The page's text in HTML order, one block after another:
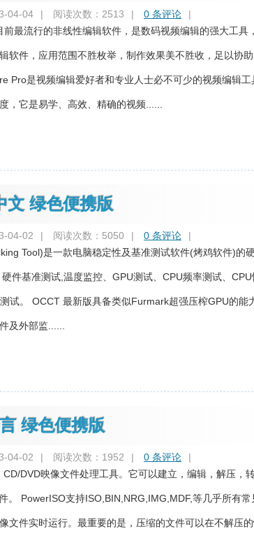
04-04 | 阅读次数：2513 | 0 条评论
|
最流行的非线性编辑软件，是数码视频编辑的强大工具
软件，应用范围不胜枚举，制作效果美不胜收，足以协
Pro是视频编辑爱好者和专业人士必不可少的视频编辑工
，它是易学、高效、精确的视频......
文 绿色便携版
04-02 | 阅读次数：5050 | 0 条评论
|
Tool)是一款电脑稳定性及基准测试软件(烤鸡软件)的
件基准测试,温度监控、GPU测试、CPU频率测试、CPU
试。 OCCT 最新版具备类似Furmark超强压榨GPU的能
及外部监......
绿色便携版
04-02 | 阅读次数：1952 | 0 条评论
|
DVD映像文件处理工具。它可以建立，编辑，解压，转
。 PowerISO支持ISO,BIN,NRG,IMG,MDF,等几乎所有常
文件实时运行。最重要的是，压缩的文件可以在不解压